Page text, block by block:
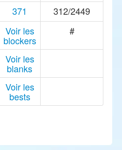
371
312/2449
Voir les
blockers
#
Voir les
blanks
Voir les
bests